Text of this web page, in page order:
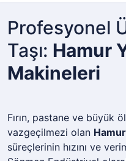
Profesyonel
Taşı: Hamur
Makineleri
Fırın, pastane ve büyük
vazgeçilmezi olan
süreçlerinin hızını ve